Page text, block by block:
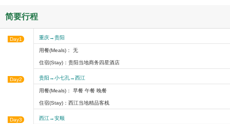
简要行程
Day1 重庆→贵阳
用餐(Meals)： 无
住宿(Stay)：贵阳当地商务四星酒店
Day2 贵阳→小七孔→西江
用餐(Meals)： 早餐 午餐 晚餐
住宿(Stay)：西江当地精品客栈
Day3 西江→安顺